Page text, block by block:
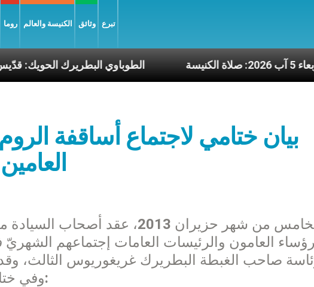
روما الكنيسة والعالم وثائق تبرع
الطوباوي 5 آب 2026: صلاة الكنيسة
بيان ختامي لاجتماع أساقفة
في الخامس من شهر حزيران 2013، عقد
العامون والرئيسات العامات إجتماعهم
صاحب الغبطة البطريرك غريغوريوس الثالث،
وفي ختام الإجتماع أصدروا البيان التالي: